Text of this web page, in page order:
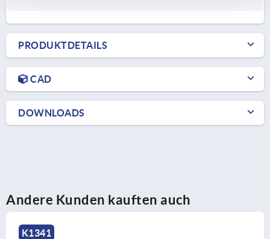
PRODUKTDETAILS
CAD
DOWNLOADS
Andere Kunden kauften auch
K1341